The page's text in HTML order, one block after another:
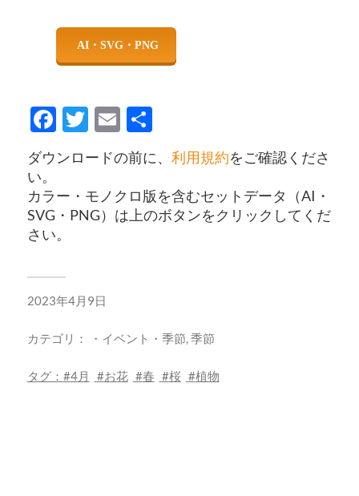
Facebook
Twitter
Email
共
有
ダウンロードの前に、 利用規約をご確認くださ
い。
カラー・モノクロ版を含むセットデータ（AI・
SVG・PNG）は上のボタンをクリックしてくだ
さい。
2023年4月9日
カテゴリ： ・イベント・季節,季節
タグ： 4月 お花 春 桜 植物